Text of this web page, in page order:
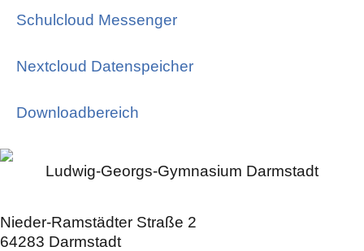
Ludwig-Georgs-Gymnasium Darmstadt
Nieder-Ramstädter Straße 2
64283 Darmstadt
Schulcloud Messenger
Nextcloud Datenspeicher
Downloadbereich